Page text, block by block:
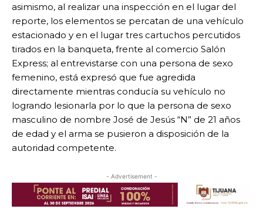
asimismo, al realizar una inspección en el lugar del
reporte, los elementos se percatan de una vehículo
estacionado y en el lugar tres cartuchos percutidos
tirados en la banqueta, frente al comercio Salón
Express; al entrevistarse con una persona de sexo
femenino, está expresó que fue agredida
directamente mientras conducía su vehículo no
logrando lesionarla por lo que la persona de sexo
masculino de nombre José de Jesús “N” de 21 años
de edad y el arma se pusieron a disposición de la
autoridad competente.
- Advertisement -